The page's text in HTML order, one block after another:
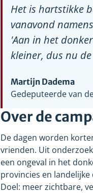
Het is hartstikke
vanavond
'Aan in het
kleiner, dus nu
Martijn Dadema
Gedeputeerde van
Over de
De dagen worden
vrienden. Uit
een ongeval in het
provincies en
Doel: meer zichtbare,